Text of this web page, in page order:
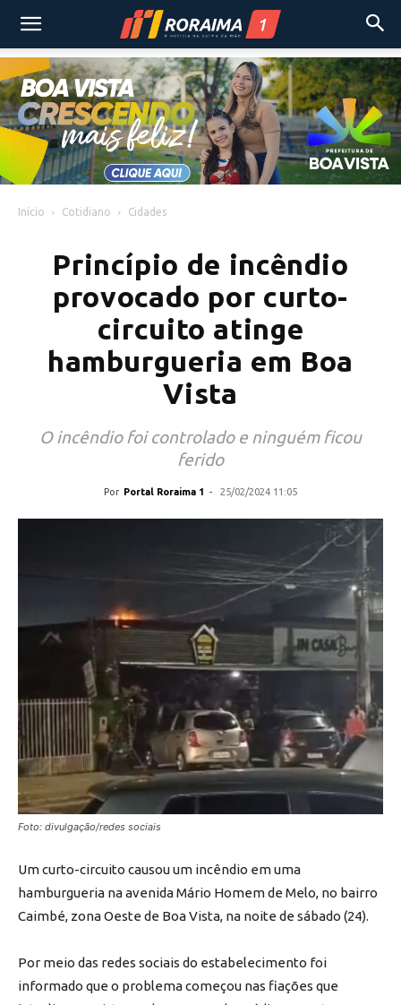
Início Cotidiano Cidades
Princípio de incêndio
provocado por curto-
circuito atinge
hamburgueria em Boa
Vista
O incêndio foi controlado e ninguém ficou
ferido
Por Portal Roraima 1 - 25/02/2024 11:05
Foto: divulgação/redes sociais
Um curto-circuito causou um incêndio em uma
hamburgueria na avenida Mário Homem de Melo, no bairro
Caimbé, zona Oeste de Boa Vista, na noite de sábado (24).
Por meio das redes sociais do estabelecimento foi
informado que o problema começou nas fiações que